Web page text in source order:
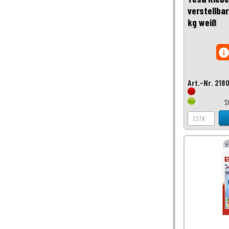
kg weiß
Art.-Nr.